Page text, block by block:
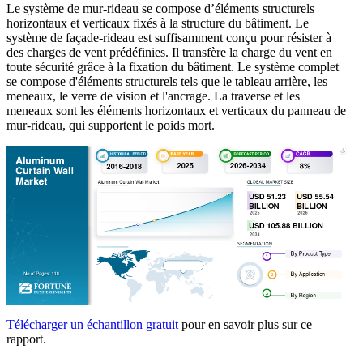
Le système de mur-rideau se compose d’éléments structurels
horizontaux et verticaux fixés à la structure du bâtiment. Le
système de façade-rideau est suffisamment conçu pour résister à
des charges de vent prédéfinies. Il transfère la charge du vent en
toute sécurité grâce à la fixation du bâtiment. Le système complet
se compose d'éléments structurels tels que le tableau arrière, les
meneaux, le verre de vision et l'ancrage. La traverse et les
meneaux sont les éléments horizontaux et verticaux du panneau de
mur-rideau, qui supportent le poids mort.
Télécharger un échantillon gratuit pour en savoir plus sur ce
rapport.